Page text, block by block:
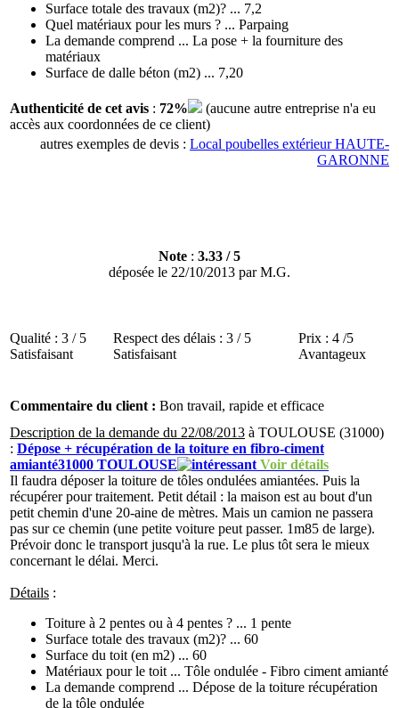
Surface totale des travaux (m2)? ... 7,2
Quel matériaux pour les murs ? ... Parpaing
La demande comprend ... La pose + la fourniture des
matériaux
Surface de dalle béton (m2) ... 7,20
Authenticité de cet avis : 72%
(aucune autre entreprise n'a eu
accès aux coordonnées de ce client)
autres exemples de devis : Local poubelles extérieur HAUTE-
GARONNE
Note : 3.33 /5
déposée le 22/10/2013 parM.G.
Qualité : 3 / 5
Satisfaisant
Respect des délais : 3 / 5
Satisfaisant
Prix : 4 /5
Avantageux
Commentaire du client : Bon travail, rapide et efficace
Description de la demande du 22/08/2013 à TOULOUSE (31000)
: Dépose + récupération de la toiture en fibro-ciment
amianté31000 TOULOUSE
Voir détails
Il faudra déposer la toiture de tôles ondulées amiantées. Puis la
récupérer pour traitement. Petit détail : la maison est au bout d'un
petit chemin d'une 20-aine de mètres. Mais un camion ne passera
pas sur ce chemin (une petite voiture peut passer. 1m85 de large).
Prévoir donc le transport jusqu'à la rue. Le plus tôt sera le mieux
concernant le délai. Merci.
Détails :
Toiture à 2 pentes ou à 4 pentes ? ... 1 pente
Surface totale des travaux (m2)? ... 60
Surface du toit (en m2) ... 60
Matériaux pour le toit ... Tôle ondulée - Fibro ciment amianté
La demande comprend ... Dépose de la toiture récupération
de la tôle ondulée